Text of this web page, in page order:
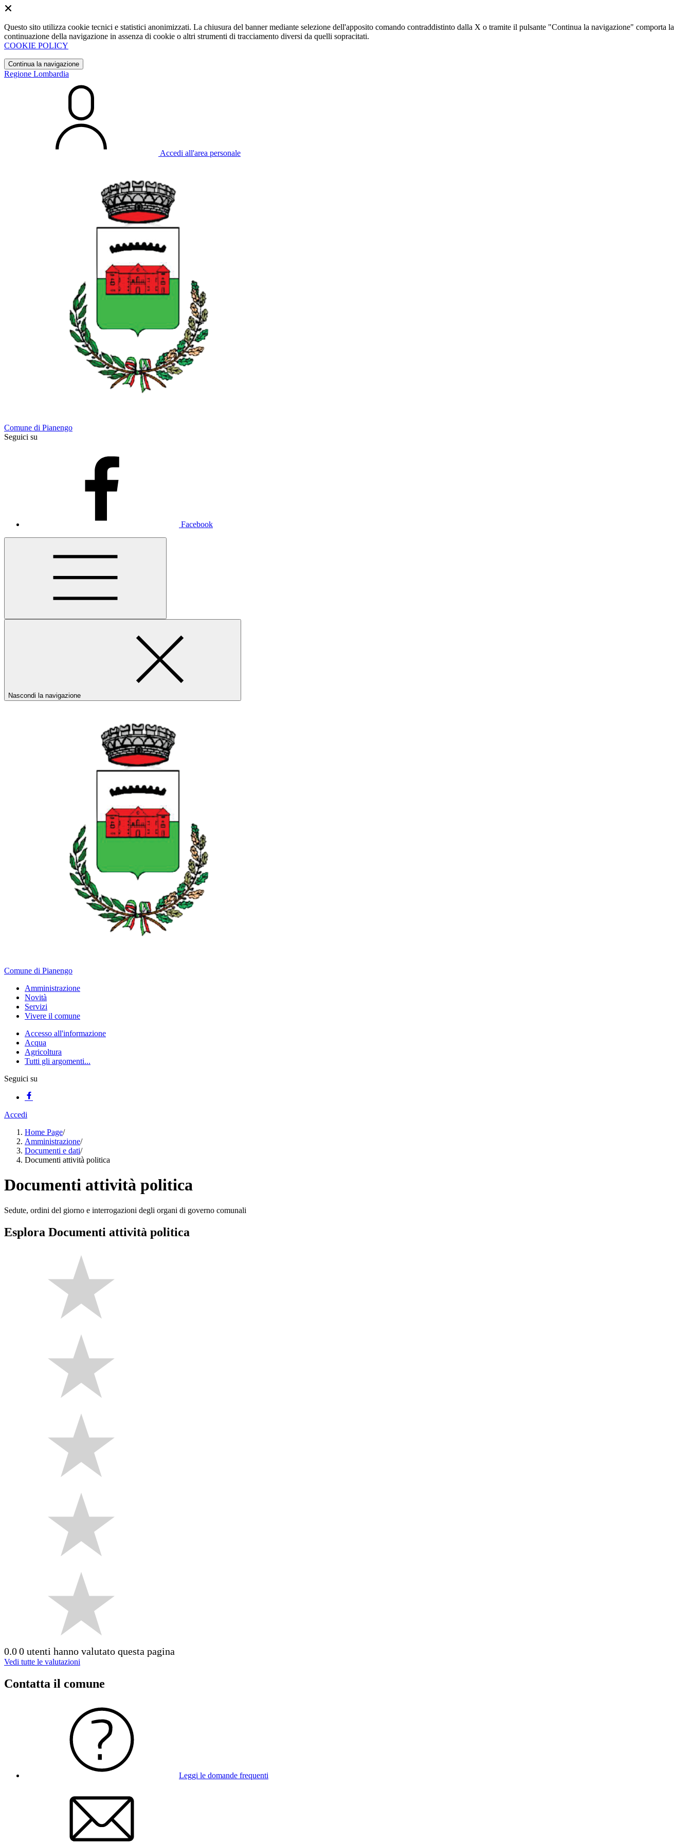
Questo sito utilizza cookie tecnici e statistici anonimizzati. La chiusura del banner mediante selezione dell'apposito comando contraddistinto dalla X o tramite il pulsante "Continua la navigazione" comporta la
continuazione della navigazione in assenza di cookie o altri strumenti di tracciamento diversi da quelli sopracitati.
COOKIE POLICY
Continua la navigazione
Regione Lombardia
Accedi all'area personale
Comune di Pianengo
Seguici su
Facebook
Nascondi la navigazione
Comune di Pianengo
Amministrazione
Novità
Servizi
Vivere il comune
Accesso all'informazione
Acqua
Agricoltura
Tutti gli argomenti...
Seguici su
Accedi
Home Page/
Amministrazione/
Documenti e dati/
Documenti attività politica
Documenti attività politica
Sedute, ordini del giorno e interrogazioni degli organi di governo comunali
Esplora Documenti attività politica
0.00 utenti hanno valutato questa pagina
Vedi tutte le valutazioni
Contatta il comune
Leggi le domande frequenti